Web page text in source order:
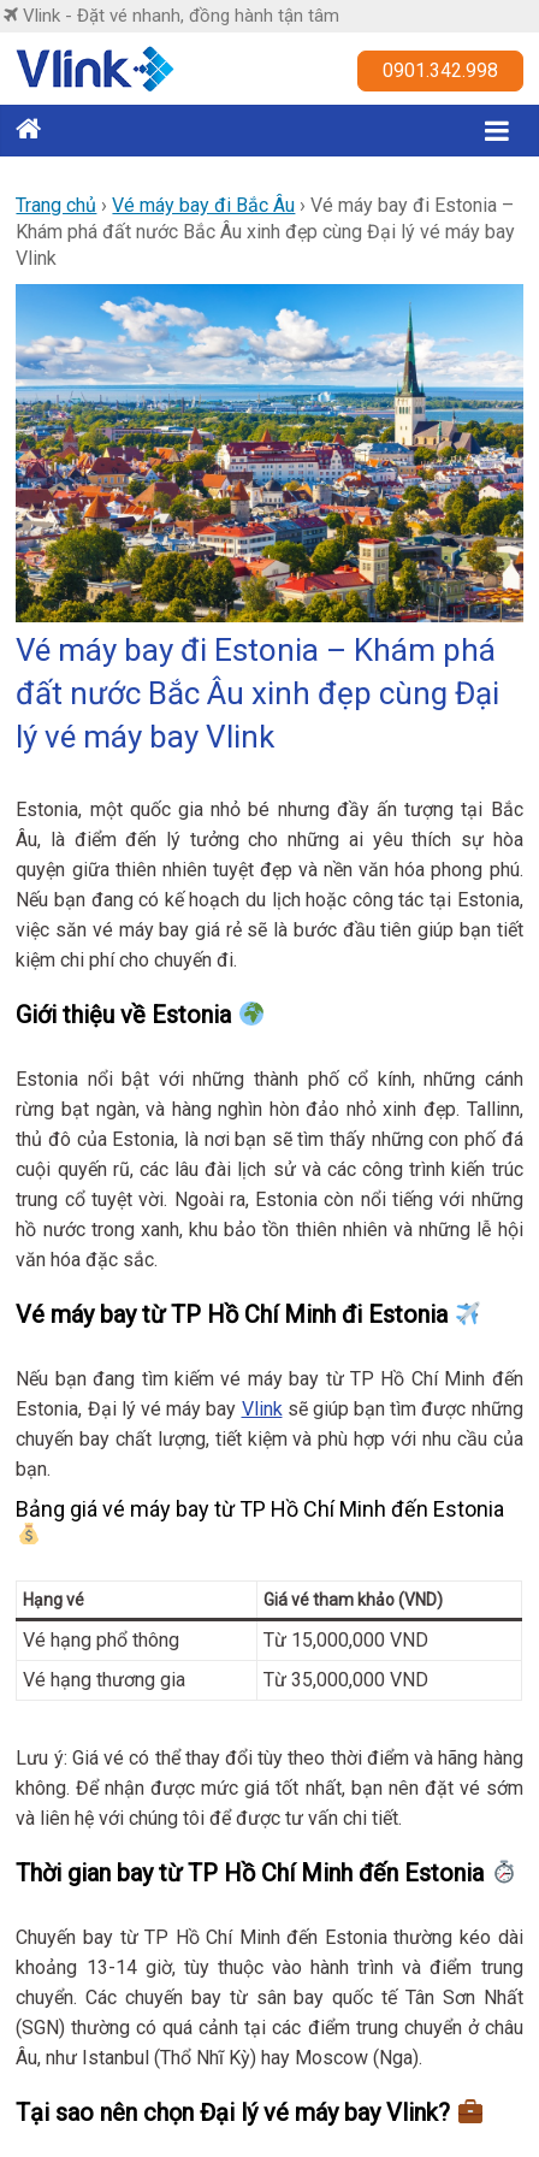
Skip
content
Vlink - Đặt vé nhanh, đồng hành tận tâm
Vlink
nhanh,
đồng
hành
tận
tâm
0901.342.998
Trang chủ ›Vé máy bay đi Bắc Âu ›Vé máy bay đi Estonia –
Khám phá đất nước Bắc Âu xinh đẹp cùng Đại lý vé máy bay
Vlink
Vé máy bay đi Estonia – Khám phá
đất nước Bắc Âu xinh đẹp cùng Đại
lý vé máy bay Vlink
Estonia, một quốc gia nhỏ bé nhưng đầy ấn tượng tại Bắc
Âu, là điểm đến lý tưởng cho những ai yêu thích sự hòa
quyện giữa thiên nhiên tuyệt đẹp và nền văn hóa phong phú.
Nếu bạn đang có kế hoạch du lịch hoặc công tác tại Estonia,
việc săn vé máy bay giá rẻ sẽ là bước đầu tiên giúp bạn tiết
kiệm chi phí cho chuyến đi.
Giới thiệu về Estonia
Estonia nổi bật với những thành phố cổ kính, những cánh
rừng bạt ngàn, và hàng nghìn hòn đảo nhỏ xinh đẹp. Tallinn,
thủ đô của Estonia, là nơi bạn sẽ tìm thấy những con phố đá
cuội quyến rũ, các lâu đài lịch sử và các công trình kiến trúc
trung cổ tuyệt vời. Ngoài ra, Estonia còn nổi tiếng với những
hồ nước trong xanh, khu bảo tồn thiên nhiên và những lễ hội
văn hóa đặc sắc.
Vé máy bay từ TP Hồ Chí Minh đi Estonia
Nếu bạn đang tìm kiếm vé máy bay từ TP Hồ Chí Minh đến
Estonia, Đại lý vé máy bay Vlinksẽ giúp bạn tìm được những
chuyến bay chất lượng, tiết kiệm và phù hợp với nhu cầu của
bạn.
Bảng giá vé máy bay từ TP Hồ Chí Minh đến Estonia
Hạng vé Giá vé tham khảo (VND)
Vé hạng phổ thông
Từ 15,000,000 VND
Vé hạng thương gia
Từ 35,000,000 VND
Lưu ý: Giá vé có thể thay đổi tùy theo thời điểm và hãng hàng
không. Để nhận được mức giá tốt nhất, bạn nên đặt vé sớm
và liên hệ với chúng tôi để được tư vấn chi tiết.
Thời gian bay từ TP Hồ Chí Minh đến Estonia
Chuyến bay từ TP Hồ Chí Minh đến Estonia thường kéo dài
khoảng 13-14 giờ, tùy thuộc vào hành trình và điểm trung
chuyển. Các chuyến bay từ sân bay quốc tế Tân Sơn Nhất
(SGN) thường có quá cảnh tại các điểm trung chuyển ở châu
Âu, như Istanbul (Thổ Nhĩ Kỳ) hay Moscow (Nga).
Tại sao nên chọn Đại lý vé máy bay Vlink?